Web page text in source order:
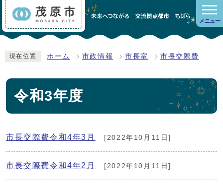
メニュー
現在位置 ホーム 市政情報 市長室 市長交際費
令和3年度
市長交際費令和4年3月 [2022年10月11日]
市長交際費令和4年2月 [2022年10月11日]